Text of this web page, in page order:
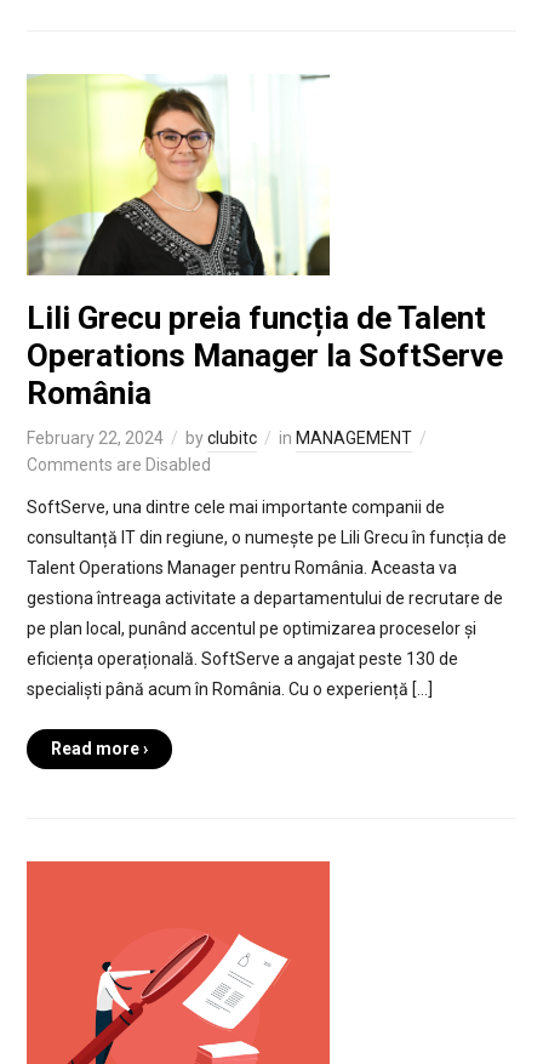
Lili Grecu preia funcția de Talent
Operations Manager la SoftServe
România
February 22, 2024 byclubitc in MANAGEMENT
Comments are Disabled
SoftServe, una dintre cele mai importante companii de
consultanță IT din regiune, o numește pe Lili Grecu în funcția de
Talent Operations Manager pentru România. Aceasta va
gestiona întreaga activitate a departamentului de recrutare de
pe plan local, punând accentul pe optimizarea proceselor și
eficiența operațională. SoftServe a angajat peste 130 de
specialiști până acum în România. Cu o experiență […]
Read more ›